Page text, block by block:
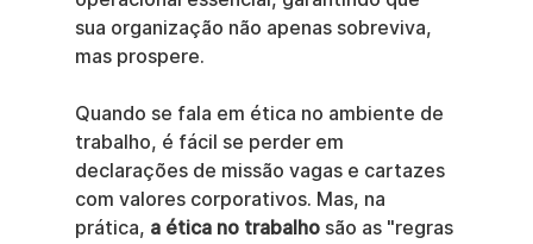
sua organização não apenas sobreviva,
mas prospere.
Quando se fala em ética no ambiente de
trabalho, é fácil se perder em
declarações de missão vagas e cartazes
com valores corporativos. Mas, na
prática, a ética no trabalho são as "regras